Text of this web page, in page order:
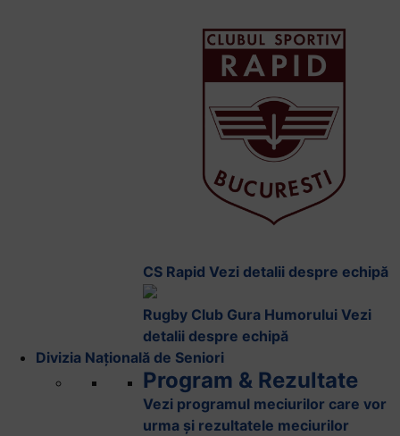
CS Rapid Vezi detalii despre echipă
Rugby Club Gura Humorului Vezi
detalii despre echipă
Divizia Națională de Seniori
Program & Rezultate
Vezi programul meciurilor care vor
urma și rezultatele meciurilor